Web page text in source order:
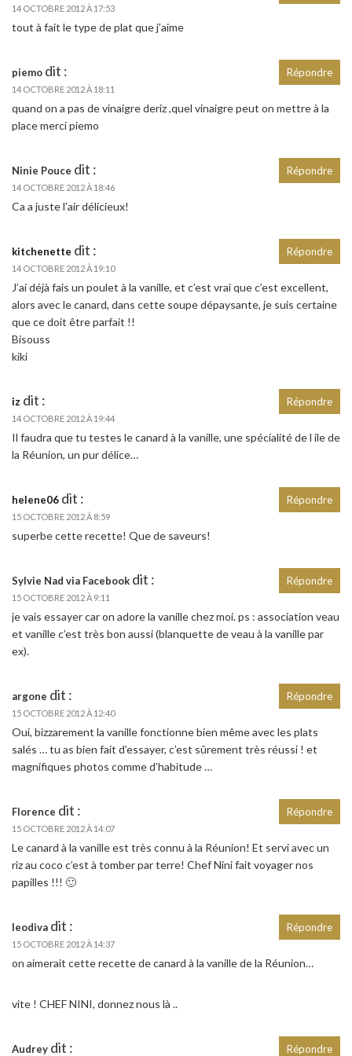
14 OCTOBRE 2012 À 17:53
tout à fait le type de plat que j’aime
piemo dit :
14 OCTOBRE 2012 À 18:11
quand on a pas de vinaigre deriz ,quel vinaigre peut on mettre à la
place merci piemo
Répondre
Ninie Pouce dit :
14 OCTOBRE 2012 À 18:46
Ca a juste l’air délicieux!
Répondre
kitchenette dit :
14 OCTOBRE 2012 À 19:10
J’ai déjà fais un poulet à la vanille, et c’est vrai que c’est excellent,
alors avec le canard, dans cette soupe dépaysante, je suis certaine
que ce doit être parfait !!
Bisouss
kiki
Répondre
iz dit :
14 OCTOBRE 2012 À 19:44
Il faudra que tu testes le canard à la vanille, une spécialité de l ile de
la Réunion, un pur délice…
Répondre
helene06 dit :
15 OCTOBRE 2012 À 8:59
superbe cette recette! Que de saveurs!
Répondre
Sylvie Nad via Facebook dit :
15 OCTOBRE 2012 À 9:11
je vais essayer car on adore la vanille chez moi. ps : association veau
et vanille c’est très bon aussi (blanquette de veau à la vanille par
ex).
Répondre
argone dit :
15 OCTOBRE 2012 À 12:40
Oui, bizzarement la vanille fonctionne bien même avec les plats
salés … tu as bien fait d’essayer, c’est sûrement très réussi ! et
magnifiques photos comme d’habitude …
Répondre
Florence dit :
15 OCTOBRE 2012 À 14:07
Le canard à la vanille est très connu à la Réunion! Et servi avec un
riz au coco c’est à tomber par terre! Chef Nini fait voyager nos
papilles !!! 🙂
Répondre
leodiva dit :
15 OCTOBRE 2012 À 14:37
on aimerait cette recette de canard à la vanille de la Réunion…
vite ! CHEF NINI, donnez nous là ..
Répondre
Audrey dit : Répondre